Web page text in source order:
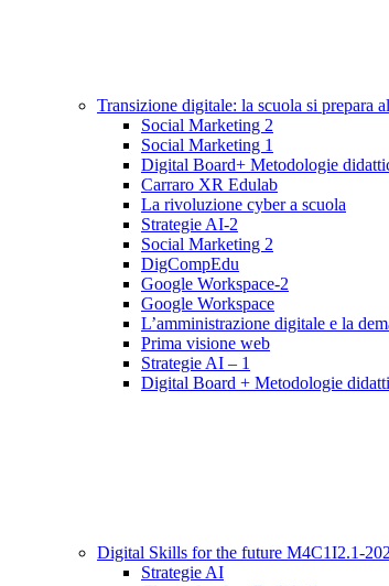
Transizione digitale: la scuola si
Social Marketing 2
Social Marketing 1
Digital Board+ Metodologie
Carraro XR Edulab
La rivoluzione cyber a scuola
Strategie AI-2
Social Marketing 2
DigCompEdu
Google Workspace-2
Google Workspace
L’amministrazione digitale e la
Prima visione web
Strategie AI – 1
Digital Board + Metodologie
Digital Skills for the future M4C1I2.1-
Strategie AI